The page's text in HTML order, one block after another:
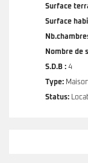
Surface
Surface
Nombre de
S.D.B : 4
Type:
Status: